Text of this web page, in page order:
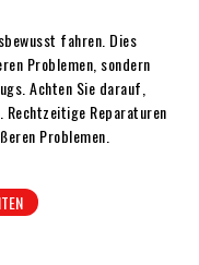
fahren. Dies
Problemen, sondern
Achten Sie darauf,
Rechtzeitige Reparaturen
Problemen.